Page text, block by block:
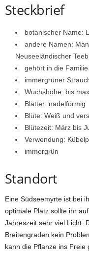
Steckbrief
botanischer Name:
andere Namen:
Neuseeländischer
gehört in die
immergrüner
Wuchshöhe: bis
Blätter: nadelförmig
Blüte: Weiß und
Blütezeit: März bis
Verwendung:
immergrün
Standort
Eine Südseemyrte ist bei
optimale Platz sollte ihr
Jahreszeit sehr viel Licht.
Breitengraden kein
kann die Pflanze ins Freie